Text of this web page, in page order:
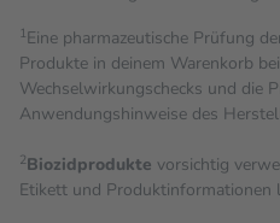
1Eine pharmazeutische Prüfung
Produkte in deinem Warenkorb
Wechselwirkungschecks und die
Anwendungshinweise des
2Biozidprodukte vorsichtig
Etikett und Produktinformationen